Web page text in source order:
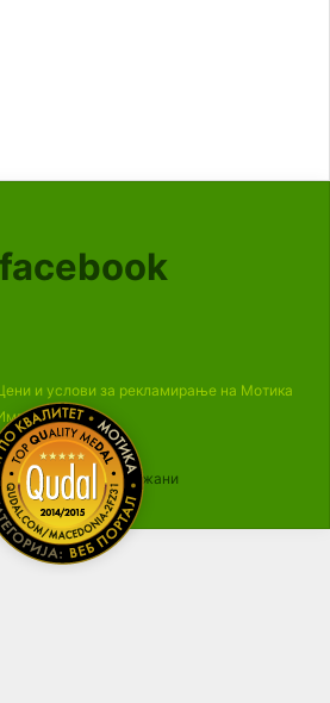
facebook
и услови за рекламирање на Мотика
права се задржани